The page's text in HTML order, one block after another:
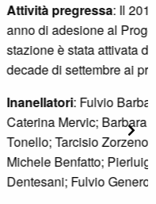
è stato il primo
Alpi e la
seconda
di novembre.
(R);
Cimador; Enio
Dario Cester,
Taiariol; Bruno